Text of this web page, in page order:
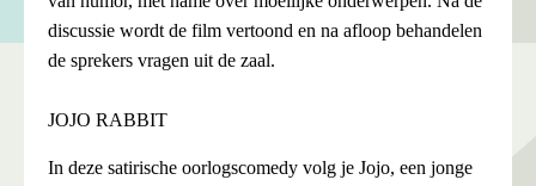
discussie wordt de film vertoond en na afloop behandelen
de sprekers vragen uit de zaal.
JOJO RABBIT
In deze satirische oorlogscomedy volg je Jojo, een jonge